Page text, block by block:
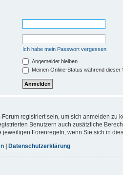
Ich habe mein Passwort vergessen
Angemeldet bleiben
Meinen Online-Status während dieser
registriert sein, um sich anmelden
Benutzern auch zusätzliche
jeweiligen Forenregeln, wenn Sie sich in
Datenschutzerklärung